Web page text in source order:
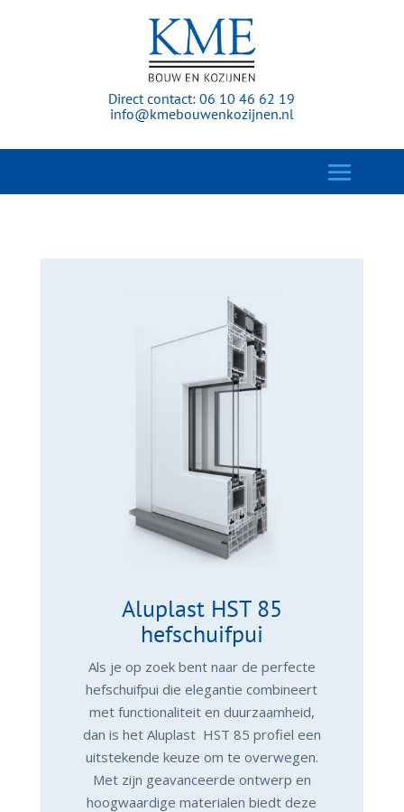
Direct contact:06 10 46 62 19
info@kmebouwenkozijnen.nl
Aluplast HST 85
hefschuifpui
Als je op zoek bent naar de perfecte
hefschuifpui die elegantie combineert
met functionaliteit en duurzaamheid,
dan is het Aluplast HST 85 profiel een
uitstekende keuze om te overwegen.
Met zijn geavanceerde ontwerp en
hoogwaardige materialen biedt deze